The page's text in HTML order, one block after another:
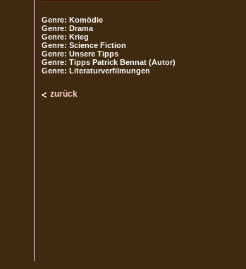
Genre: Komödie
Genre: Drama
Genre: Krieg
Genre: Science Fiction
Genre: Unsere Tipps
Genre: Tipps Patrick Bennat (Autor)
Genre: Literaturverfilmungen
zurück